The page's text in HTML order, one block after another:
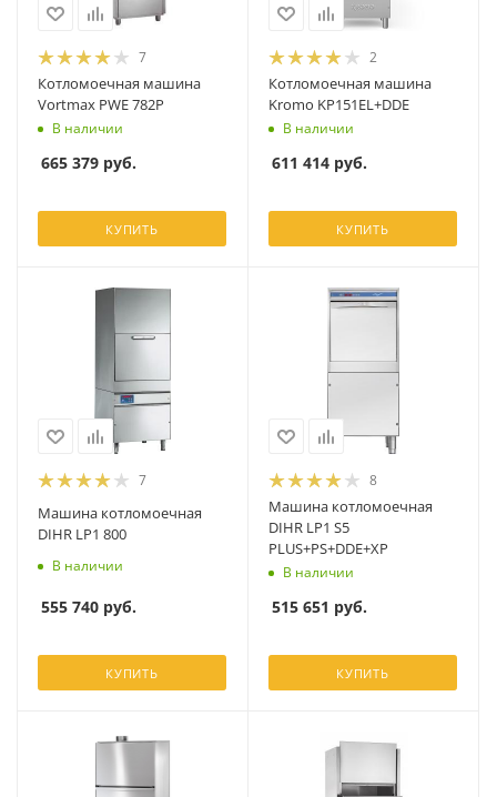
7
Котломоечная машина
Vortmax PWE 782P
В наличии
665 379 руб.
КУПИТЬ
2
Котломоечная машина
Kromo KP151EL+DDE
В наличии
611 414 руб.
КУПИТЬ
7
Машина котломоечная
DIHR LP1 800
В наличии
555 740 руб.
КУПИТЬ
8
Машина котломоечная
DIHR LP1 S5
PLUS+PS+DDE+XP
В наличии
515 651 руб.
КУПИТЬ